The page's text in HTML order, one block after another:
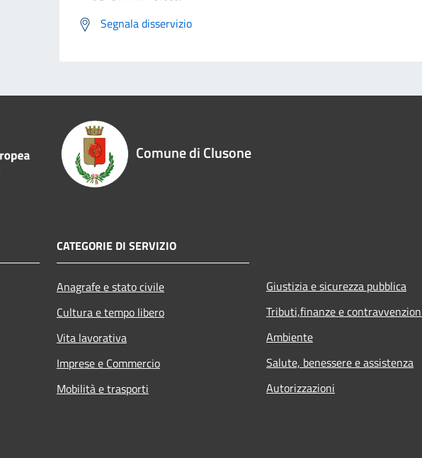
Segnala disservizio
Comune di Clusone
CATEGORIE DI SERVIZIO
Anagrafe e stato civile
Cultura e tempo libero
Vita lavorativa
Imprese e Commercio
Mobilità e trasporti
Giustizia e sicurezza pubblica
Tributi,finanze e
Ambiente
Salute, benessere e assistenza
Autorizzazioni